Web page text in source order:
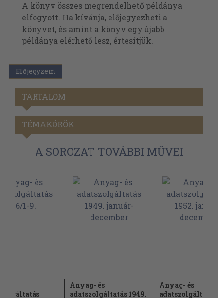
A könyv összes megrendelhető példánya
elfogyott. Ha kívánja, előjegyezheti a
könyvet, és amint a könyv egy újabb
példánya elérhető lesz, értesítjük.
Előjegyzem
TARTALOM
TÉMAKÖRÖK
A SOROZAT TOVÁBBI MŰVEI
és
Anyag- és
adatszolgáltatás 1949.
Anyag- és
adatszolgáltatás